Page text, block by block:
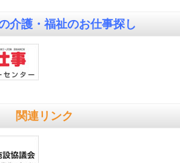
介護・福祉のお仕事探し
関連リンク